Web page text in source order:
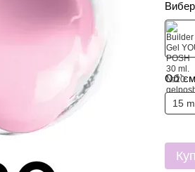
Об`єм
15